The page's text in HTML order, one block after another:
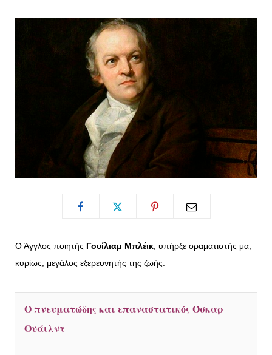
Ο Άγγλος ποιητής Γουίλιαμ Μπλέικ, υπήρξε οραματιστής μα,
κυρίως, μεγάλος εξερευνητής της ζωής.
Ο πνευματώδης και επαναστατικός Όσκαρ
Ουάιλντ